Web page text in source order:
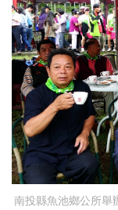
南投縣魚池鄉公所舉